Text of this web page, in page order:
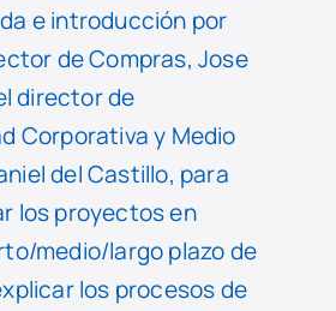
e introducción por
de Compras, Jose
director de
Corporativa y Medio
del Castillo, para
los proyectos en
medio/largo plazo de
los procesos de